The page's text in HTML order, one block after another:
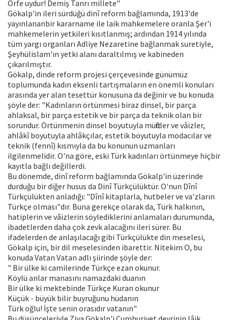
Örfe uydur! Demiş Tanrı millete"
Gökalp'in ileri sürdüğü dinî reform bağlamında, 1913'de
yayınlananbir kararname ile laik mahkemelere oranla Şer'i
mahkemelerin yetkileri kısıtlanmış; ardından 1914 yılında
tüm yargı organları Adliye Nezaretine bağlanmak suretiyle,
Şeyhülislam'ın yetki alanı daraltılmış ve kabineden
çıkarılmıştır.
Gökalp, dinde reform projesi çerçevesinde günümüz
toplumunda kadın eksenli tartışmaların en önemli konuları
arasında yer alan tesettür konusuna da değinir ve bu konuda
şöyle der: "Kadınların örtünmesi biraz dinsel, bir parça
ahlaksal, bir parça estetik ve bir parça da teknik olan bir
sorundur. Örtünmenin dinsel boyutuyla müftüler ve vâizler,
ahlâkî boyutuyla ahlâkçılar, estetik boyutuyla modacılar ve
teknik (fennî) kısmıyla da bu konunun uzmanları
ilgilenmelidir. O'na göre, eski Türk kadınları örtünmeye hiçbir
kayıtla bağlı değillerdi.
Bu dönemde, dinî reform bağlamında Gökalp'in üzerinde
durduğu bir diğer husus da Dinî Türkçülüktür. O'nun Dînî
Türkçülükten anladığı: "Dînî kitaplarla, hutbeler ve va'zların
Türkçe olması"dır. Buna gerekçe olarak da, Türk halkının,
hatiplerin ve vâizlerin söylediklerini anlamaları durumunda,
ibadetlerden daha çok zevk alacağını ileri sürer. Bu
ifadelerden de anlaşılacağı gibi Türkçülükte din meselesi,
Gökalp için, bir dil meselesinden ibarettir. Nitekim O, bu
konuda Vatan Vatan adlı şiirinde şöyle der:
" Bir ülke ki camilerinde Türkçe ezan okunur.
Köylü anlar manasını namazdaki duanın
Bir ülke ki mektebinde Türkçe Kuran okunur
Küçük - büyük bilir buyruğunu hüdanın
Türk oğlu! İşte senin orasıdır vatanın"